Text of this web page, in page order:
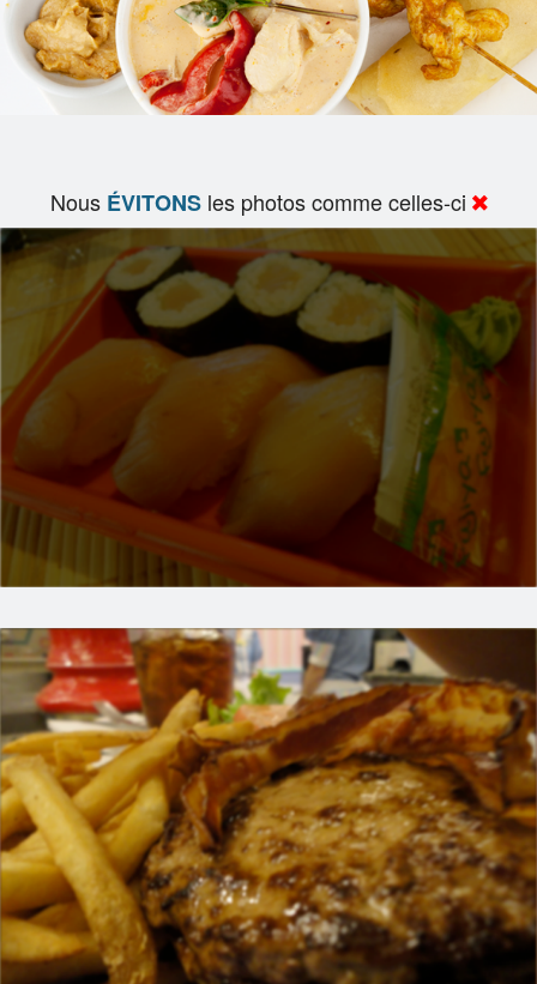
Nous ÉVITONSles photos comme celles-ci